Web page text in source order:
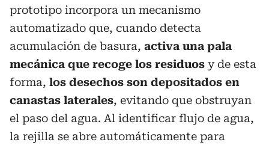
prototipo incorpora un mecanismo
automatizado que, cuando detecta
acumulación de basura, activa una pala
mecánica que recoge los residuos y de esta
forma, los desechos son depositados en
canastas laterales, evitando que obstruyan
el paso del agua. Al identificar flujo de agua,
la rejilla se abre automáticamente para